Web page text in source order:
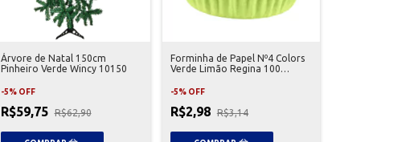
Árvore de Natal 150cm
Pinheiro Verde Wincy 10150
-5% OFF
R$59,75 R$62,90
Forminha de Papel Nº4 Colors
Verde Limão Regina 100
-5% OFF
R$2,98 R$3,14